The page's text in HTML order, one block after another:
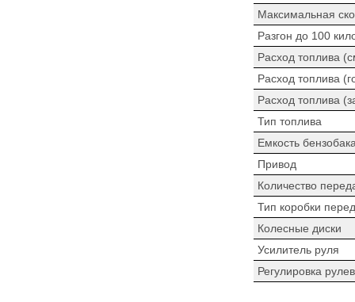
Максимальная
Разгон до 100
Расход топлива
Расход топлива
Расход топлива
Тип топлива
Емкость
Привод
Количество
Тип коробки
Колесные диски
Усилитель руля
Регулировка